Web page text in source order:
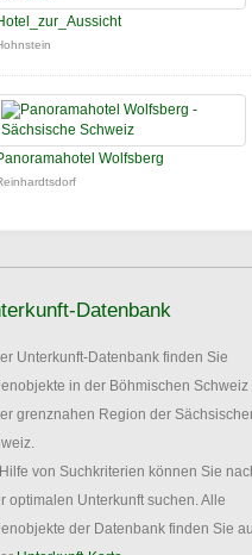
Wolfsberg
Datenbank
Unterkunft-Datenbank finden Sie
in der Böhmischen Schweiz
grenznahen Region der
von Suchkriterien können Sie
optimalen Unterkunft suchen. Alle
der Datenbank finden Sie